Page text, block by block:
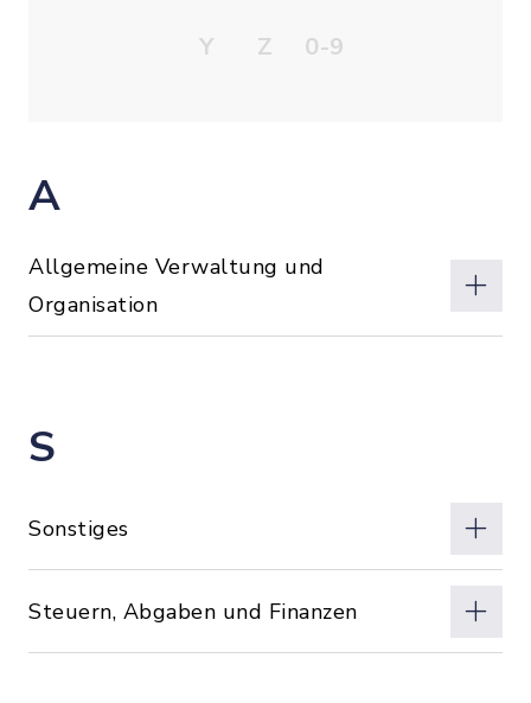
Y
Z 0-9
A
Allgemeine Verwaltung und
Organisation
S
Sonstiges
Steuern, Abgaben und Finanzen